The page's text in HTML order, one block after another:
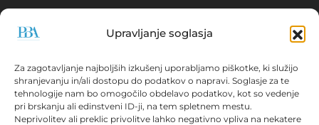
Upravljanje soglasja
Za zagotavljanje najboljših izkušenj uporabljamo piškotke, ki služijo
shranjevanju in/ali dostopu do podatkov o napravi. Soglasje za te
tehnologije nam bo omogočilo obdelavo podatkov, kot so vedenje
pri brskanju ali edinstveni ID-ji, na tem spletnem mestu.
Neprivolitev ali preklic privolitve lahko negativno vpliva na nekatere
Povpraševanje